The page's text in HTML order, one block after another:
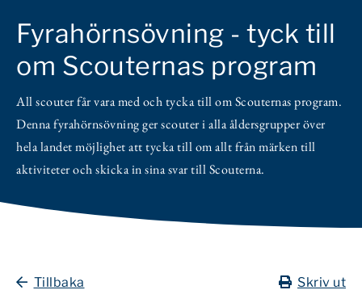
Fyrahörnsövning - tyck till
om Scouternas program
All scouter får vara med och tycka till om Scouternas program.
Denna fyrahörnsövning ger scouter i alla åldersgrupper över
hela landet möjlighet att tycka till om allt från märken till
aktiviteter och skicka in sina svar till Scouterna.
Tillbaka Skriv ut